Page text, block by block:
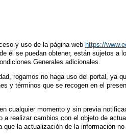
y uso de la página web https://
se puedan obtener, están sujetos a
Generales adicionales.
rogamos no haga uso del portal, ya
y términos que se recogen en el
cualquier momento y sin previa
cambios con el objeto de
la actualización de la información